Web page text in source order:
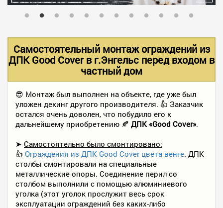
ФОТО РАБОТ
КОНТАКТЫ
ПОЛЕЗНОЕ
Самостоятельный монтаж ограждений из
ДПК Good Cover в г.Энгельс перед входом в
частный дом
😎 Монтаж был выполнен на объекте, где уже был
уложен декинг другого производителя. 👍 Заказчик
остался очень доволен, что побудило его к
дальнейшему приобретению 🍂 ДПК «Good Cover».
➤ Самостоятельно было смонтировано:
👍 Ограждения из ДПК Good Cover цвета венге. ДПК
столбы смонтировали на специальные
металлические опоры. Соединение перил со
столбом выполнили с помощью алюминиевого
уголка (этот уголок прослужит весь срок
эксплуатации ограждений без каких-либо